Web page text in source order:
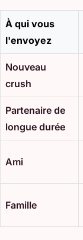
À qui vous
l'envoyez
Nouveau
crush
Partenaire de
longue durée
Ami
Famille